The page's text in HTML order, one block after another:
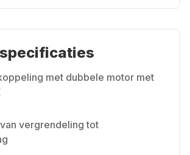
met dubbele motor met
vergrendeling tot